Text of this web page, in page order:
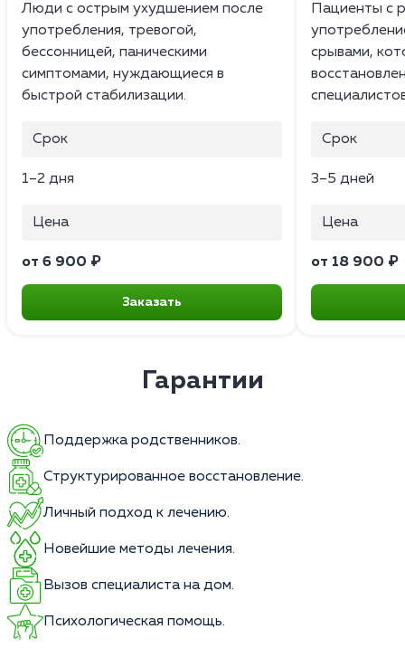
Люди с острым ухудшением после
употребления, тревогой,
бессонницей, паническими
симптомами, нуждающиеся в
быстрой стабилизации.
Срок
1–2 дня
Цена
от 6 900 ₽
Заказать
Пациенты с
срывами,
Срок
3–5 дней
Цена
от 18 900 ₽
Гарантии
Поддержка родственников.
Структурированное восстановление.
Личный подход к лечению.
Новейшие методы лечения.
Вызов специалиста на дом.
Психологическая помощь.